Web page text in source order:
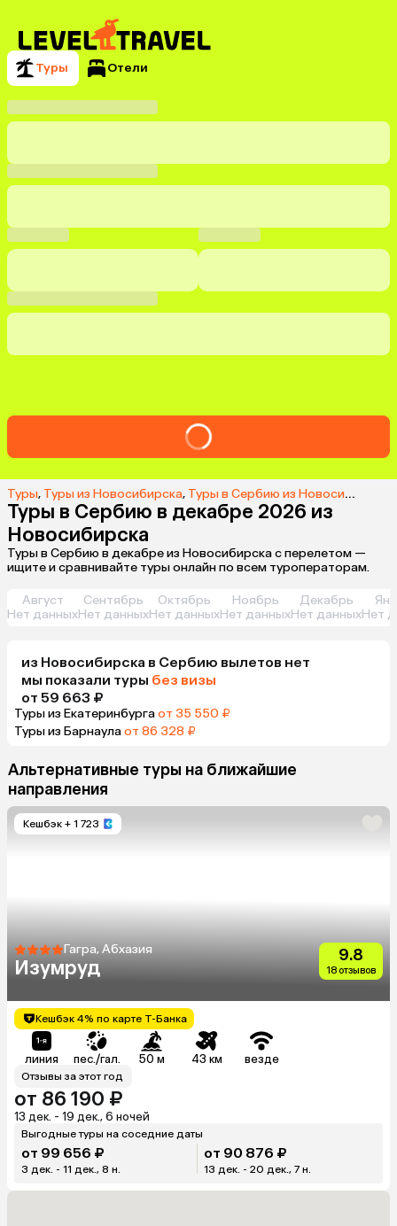
Туры Отели
Туры, Туры из Новосибирска, Туры в Сербию из Новосибирска
Туры в Сербию в декабре 2026 из
Новосибирска
Туры в Сербию в декабре из Новосибирска с перелетом —
ищите и сравнивайте туры онлайн по всем туроператорам.
Август
Нет данных
Сентябрь
Нет данных
Октябрь
Нет данных
Ноябрь
Нет данных
Декабрь
Нет данныхНет
из Новосибирска в Сербию вылетов нет
мы показали туры без визы
от 59 663 ₽
Туры из Екатеринбургаот 35 550 ₽
Туры из Барнаулаот 86 328 ₽
Альтернативные туры на ближайшие
направления
Кешбэк + 1 723
Гагра, Абхазия
Изумруд
9.8
18 отзывов
Кешбэк 4% по карте Т-Банка
линия пес./гал. 50 м 43 км везде
Отзывы за этот год
от 86 190 ₽
13 дек. - 19 дек., 6 ночей
Выгодные туры на соседние даты
от 99 656 ₽
3 дек. - 11 дек., 8 н.
от 90 876 ₽
13 дек. - 20 дек., 7 н.